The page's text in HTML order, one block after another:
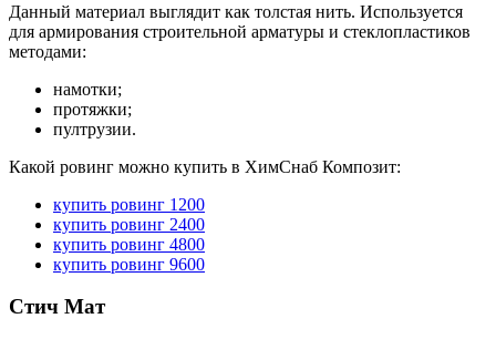
Данный материал выглядит как толстая нить. Используется
для армирования строительной арматуры и стеклопластиков
методами:
намотки;
протяжки;
пултрузии.
Какой ровинг можно купить в ХимСнаб Композит:
купить ровинг 1200
купить ровинг 2400
купить ровинг 4800
купить ровинг 9600
Стич Мат